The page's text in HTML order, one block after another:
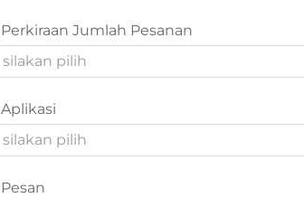
Perkiraan Jumlah Pesanan
silakan pilih
Aplikasi
silakan pilih
Pesan